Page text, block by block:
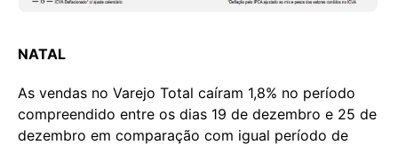
NATAL
As vendas no Varejo Total caíram 1,8% no período
compreendido entre os dias 19 de dezembro e 25 de
dezembro em comparação com igual período de